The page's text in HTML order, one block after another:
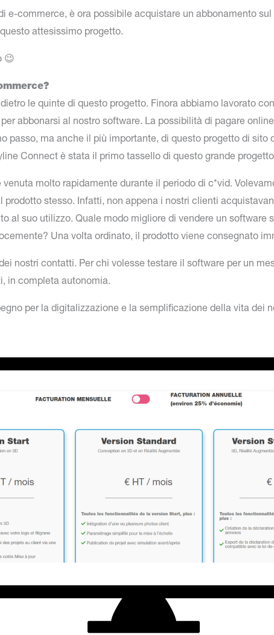
e-commerce, è ora possibile acquistare un abbonamento sul
attesissimo progetto.
😉
le quinte di questo progetto. Finora abbiamo lavorato
abbonarsi al nostro software. La possibilità di pagare
passo, ma anche il più importante, di questo progetto di sito
Connect è stata il primo tassello di questo grande
molto rapidamente durante il periodo di c*vid.
stesso. Infatti, non appena i nostri clienti
al suo utilizzo. Quale modo migliore di vendere un software
Una volta ordinato, il prodotto viene consegnato
nostri contatti. Per chi volesse testare il software per un
in completa autonomia.
per la digitalizzazione e la semplificazione della vita dei